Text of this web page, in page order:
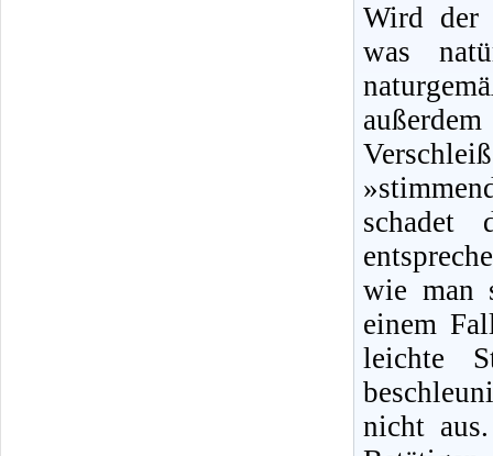
Wird der
was
schadet
wie man
einem
leichte
nicht